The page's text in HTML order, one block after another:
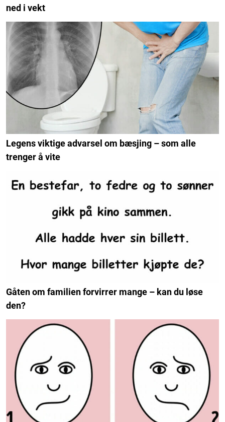
ned i vekt
Legens viktige advarsel om bæsjing – som alle
trenger å vite
Gåten om familien forvirrer mange – kan du løse
den?